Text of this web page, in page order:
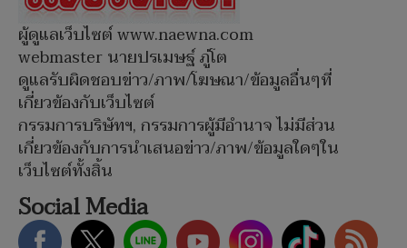
ผู้ดูแลเว็บไซต์ www.naewna.com
webmaster นายปรเมษฐ์ ภู่โต
ดูแลรับผิดชอบข่าว/ภาพ/โฆษณา/ข้อมูลอื่นๆที่
เกี่ยวข้องกับเว็บไซต์
กรรมการบริษัทฯ, กรรมการผู้มีอำนาจ ไม่มีส่วน
เกี่ยวข้องกับการนำเสนอข่าว/ภาพ/ข้อมูลใดๆใน
เว็บไซต์ทั้งสิ้น
Social Media